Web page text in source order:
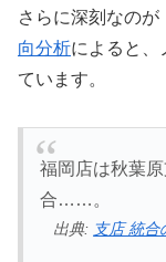
さらに深刻なの
向分析によると、
ています。
福岡店は秋葉
合……。
出典: 支店 統